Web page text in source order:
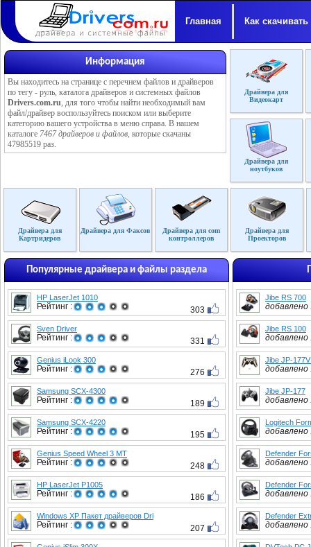
Главная Как скачивать
Информация
Вы находитесь на странице с перечнем файлов и драйверов
по тегу - руль, каталога драйверов и системных файлов
Drivers.com.ru, для того чтобы найти необходимый вам
файл/драйвер воспользуйтесь поиском или выберите
категорию вашего устройства в меню справа. В нашем
каталоге 7467 драйверов и файлов, которые скачаны
47985519 раз.
Драйвера для
Видеокарт
Драйвера для
ноутбуков
Драйвера для
Картридеров
Драйвера для Факсов
Драйвера для com
контроллеров
Драйвера для
Проекторов
Популярные драйвера и файлы раздела
HP LaserJet 1010
Рейтинг : 303
Sven Driver
Рейтинг : 331
Genius iLook 300
Рейтинг : 276
Samsung SCX-4300
Рейтинг : 189
Samsung SCX-4220
Рейтинг : 195
Genius Speed Wheel 3 MT
Рейтинг : 248
HP LaserJet P1005
Рейтинг : 186
Windows XP Пакет драйверов Dri
Рейтинг : 207
Jibe RS 700
добавлено
Jibe RS 100
добавлено
Jibe JP-
добавлено
Jibe JP-177
добавлено
Logitech
добавлено
Defender
добавлено
Defender
добавлено
Defender
добавлено